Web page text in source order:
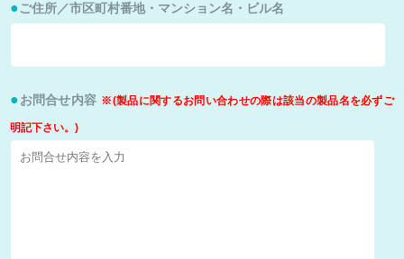
ご住所／市区町村番地・マンション名・ビル名
お問合せ内容